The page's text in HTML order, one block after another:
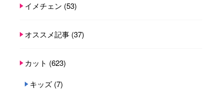
イメチェン (53)
オススメ記事 (37)
カット (623)
キッズ (7)